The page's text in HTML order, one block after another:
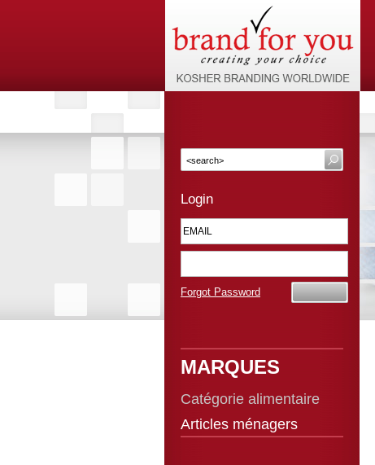
Login
Forgot Password
MARQUES
Catégorie alimentaire
Articles ménagers